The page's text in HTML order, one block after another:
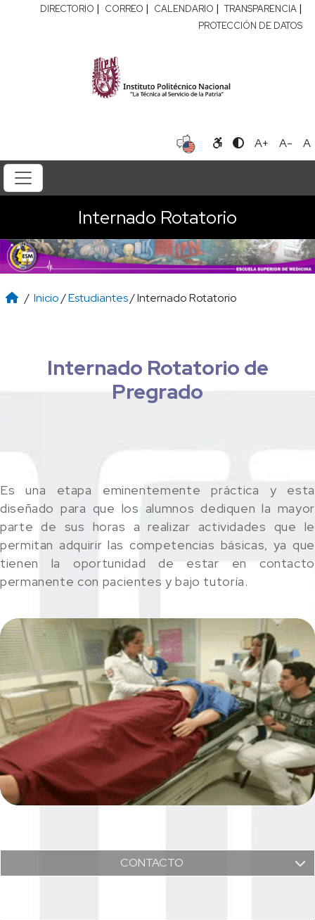
DIRECTORIO | CORREO | CALENDARIO | TRANSPARENCIA |
PROTECCIÓN DE DATOS
A+ A- A
Internado Rotatorio
/ Inicio/Estudiantes/ Internado Rotatorio
Internado Rotatorio de
Pregrado
Es una etapa eminentemente práctica y esta
diseñado para que los alumnos dediquen la mayor
parte de sus horas a realizar actividades que le
permitan adquirir las competencias básicas, ya que
tienen la oportunidad de estar en contacto
permanente con pacientes y bajo tutoría.
CONTACTO